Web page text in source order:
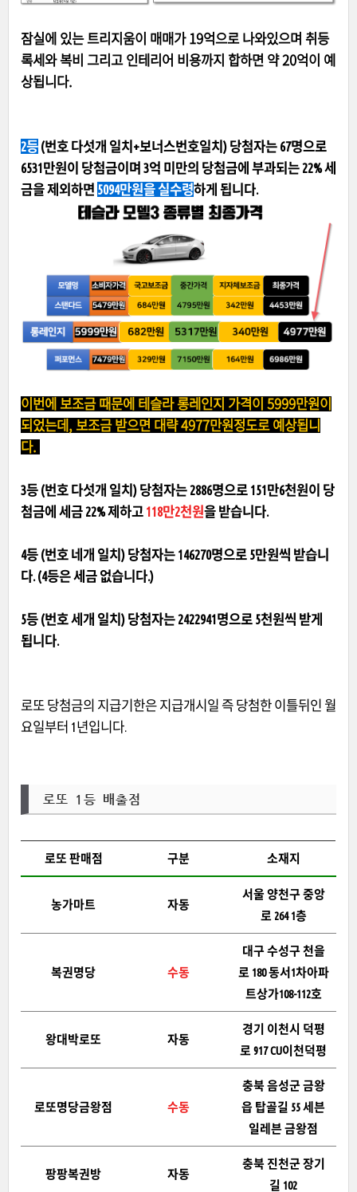
잠실에 있는 트리지움이 매매가 19억으로 나와있으며 취등
록세와 복비 그리고 인테리어 비용까지 합하면 약 20억이 예
상됩니다.
2등 (번호 다섯개 일치+보너스번호일치) 당첨자는 67명으로
6531만원이 당첨금이며 3억 미만의 당첨금에 부과되는 22% 세
금을 제외하면 5094만원을 실수령하게 됩니다.
이번에 보조금 때문에 테슬라 롱레인지 가격이 5999만원이
되었는데, 보조금 받으면 대략 4977만원정도로 예상됩니
다.
3등 (번호 다섯개 일치) 당첨자는 2886명으로 151만6천원이 당
첨금에 세금 22% 제하고 118만2천원을 받습니다.
4등 (번호 네개 일치) 당첨자는 146270명으로 5만원씩 받습니
다. (4등은 세금 없습니다.)
5등 (번호 세개 일치) 당첨자는 2422941명으로 5천원씩 받게
됩니다.
로또 당첨금의 지급기한은 지급개시일 즉 당첨한 이틀뒤인 월
요일부터 1년입니다.
로또 1등 배출점
로또 판매점 구분 소재지
농가마트 자동
서울 양천구 중앙
로 264 1층
복권명당 수동
대구 수성구 천을
로 180 동서1차아파
트상가108-112호
왕대박로또 자동
경기 이천시 덕평
로 917 CU이천덕평
로또명당금왕점 수동
충북 음성군 금왕
읍 탑골길 55 세븐
일레븐 금왕점
팡팡복권방 자동
충북 진천군 장기
길 102